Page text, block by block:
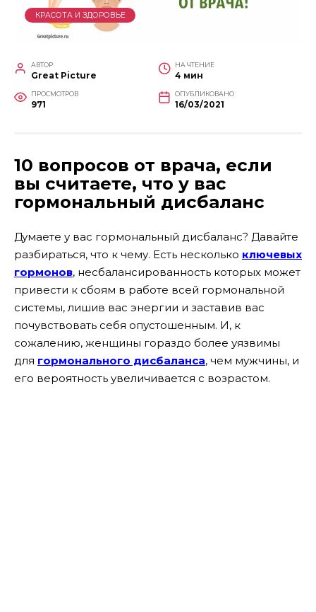
КРАСОТА И ЗДОРОВЬЕ
АВТОР
Great Picture
НА ЧТЕНИЕ
4 мин
ПРОСМОТРОВ
971
ОПУБЛИКОВАНО
16/03/2021
10 вопросов от врача, если
вы считаете, что у вас
гормональный дисбаланс
Думаете у вас гормональный дисбаланс? Давайте
разбираться, что к чему. Есть несколько ключевых
гормонов, несбалансированность которых может
привести к сбоям в работе всей гормональной
системы, лишив вас энергии и заставив вас
почувствовать себя опустошенным. И, к
сожалению, женщины гораздо более уязвимы
для гормонального дисбаланса, чем мужчины, и
его вероятность увеличивается с возрастом.